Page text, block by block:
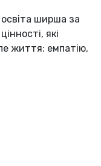
ширша за
які
життя: емпатію,